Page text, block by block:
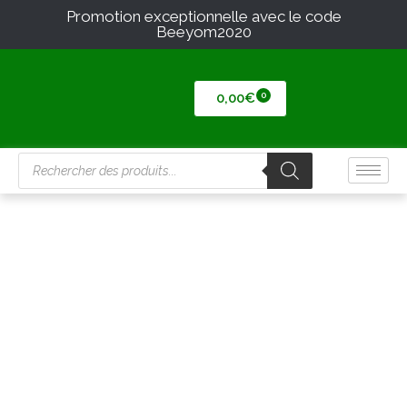
Promotion exceptionnelle avec le code
Beeyom2020
0,00€